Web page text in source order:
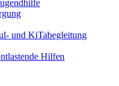
und KiTabegleitung
Hilfen